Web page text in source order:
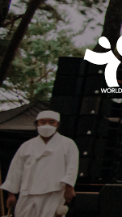
2021
세
축
전